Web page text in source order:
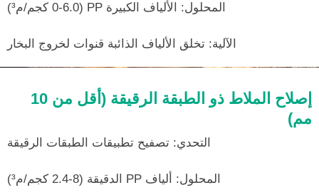
المحلول: الألياف الكبيرة PP (0-6.0 كجم/م³)
الآلية: تخلق الألياف الذائبة قنوات لخروج البخار
إصلاح الملاط ذو الطبقة الرقيقة (أقل من 10
مم)
التحدي: تصفيح تطبيقات الطبقات الرقيقة
المحلول: ألياف PP الدقيقة (8-2.4 كجم/م³)